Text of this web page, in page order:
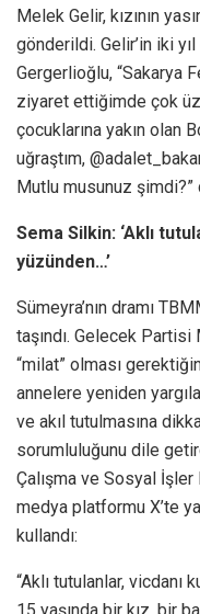
Melek Gelir, kızının
gönderildi. Gelir’in iki
Gergerlioğlu, “Sakarya
ziyaret ettiğimde çok
çocuklarına yakın olan
uğraştım,
Mutlu musunuz şimdi?”
Sema Silkin: ‘Aklı
yüzünden…’
Sümeyra’nın dramı
taşındı. Gelecek
“milat” olması
annelere yeniden
ve akıl tutulmasına
sorumluluğunu dile
Çalışma ve Sosyal
medya platformu X’te
kullandı:
“Aklı tutulanlar, vicdanı